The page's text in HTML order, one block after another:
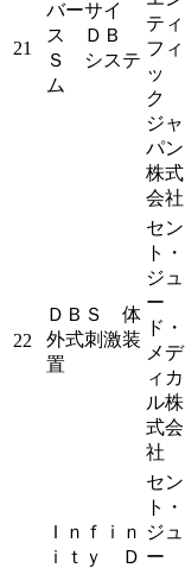
21
バーサイ
ス ＤＢ
Ｓ システ
ム
ティ
フィ
ッ
ク
ジャ
パン
株式
会社
22
ＤＢＳ 体
外式刺激装
置
セン
ト・
ジュ
ー
ド・
メデ
ィカ
ル株
式会
社
Ｉｎｆｉｎ
ｉｔｙ Ｄ
セン
ト・
ジュ
ー